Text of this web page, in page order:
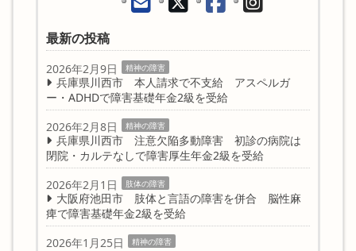
最新の投稿
2026年2月9日 精神の障害
兵庫県川西市 本人請求で不支給 アスペルガ
ー・ADHDで障害基礎年金2級を受給
2026年2月8日
精神の障害
兵庫県川西市 注意欠陥多動障害 初診の病院は
閉院・カルテなしで障害厚生年金2級を受給
2026年2月1日
肢体の障害
大阪府池田市 肢体と言語の障害を併合 脳性麻
痺で障害基礎年金2級を受給
2026年1月25日
精神の障害